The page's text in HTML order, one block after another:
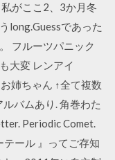
がここ2、3か月冬
long.Guessであった
フルーツパニック
大変 レンアイ
姉ちゃん ↑全て複数
バムあり. 角巻わた
Periodic Comet.
ール 』ってご存知